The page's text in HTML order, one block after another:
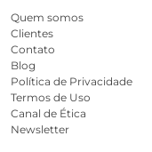
Quem somos
Clientes
Contato
Blog
Política de Privacidade
Termos de Uso
Canal de Ética
Newsletter